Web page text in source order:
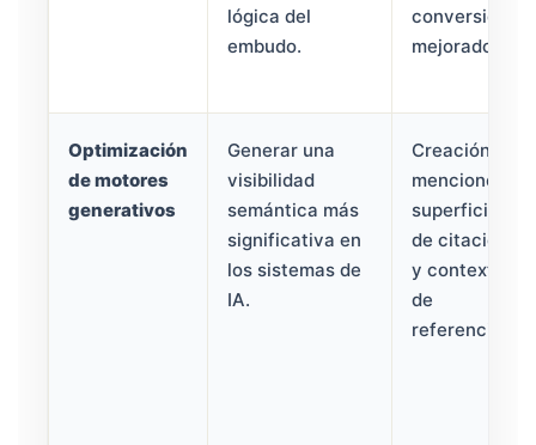
lógica del
embudo.
conversión
mejorado.
Optimización
de motores
generativos
Generar una
visibilidad
semántica más
significativa en
los sistemas de
IA.
Creación de
menciones,
superficies
de citación
y contexto
de
referencia.